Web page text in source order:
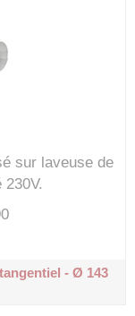
sur laveuse de
- Ø 143